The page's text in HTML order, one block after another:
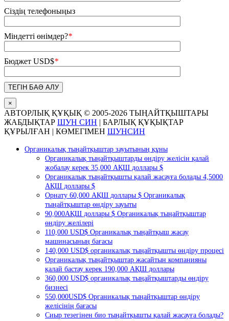
Сіздің телефоныңыз
Міндетті өнімдер?*
Бюджет USD$*
×
АВТОРЛЫҚ ҚҰҚЫҚ © 2005-2026 ТЫҢАЙТҚЫШТАРЫ
ЖАБДЫҚТАР ШУН СИН | БАРЛЫҚ ҚҰҚЫҚТАР
ҚҰРЫЛҒАН | КӨМЕГІМЕН ШУНСИН
пошта
Сырғымалы
ауыстырып-
Органикалық тыңайтқыштар зауытының құны
Органикалық тыңайтқыштарды өндіру желісін қалай
жобалау керек 35,000 АҚШ доллары $
Органикалық тыңайтқышты қалай жасауға болады 4,5000
АҚШ доллары $
Орнату 60,000 АҚШ доллары $ Органикалық
тыңайтқыштар өндіру зауыты
90,000АҚШ доллары $ Органикалық тыңайтқыштар
өндіру желілері
110,000 USD$ Органикалық тыңайтқыш жасау
машинасының бағасы
140,000 USD$ органикалық тыңайтқышты өндіру процесі
Органикалық тыңайтқыштар жасайтын компанияны
қалай бастау керек 190,000 АҚШ доллары
360,000 USD$ органикалық тыңайтқыштарды өндіру
бизнесі
550,000USD$ Органикалық тыңайтқыштар өндіру
желісінің бағасы
Сиыр тезегінен био тыңайтқышты қалай жасауға болады?